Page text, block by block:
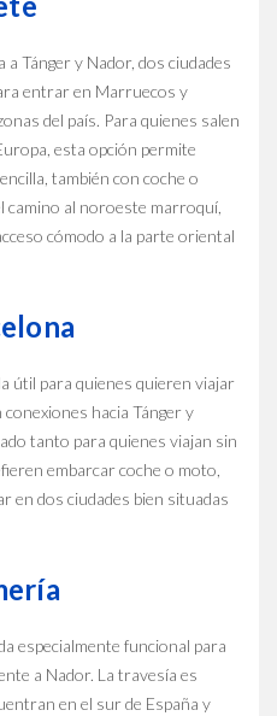
a Tánger y Nador, dos ciudades
entrar en Marruecos y
del país. Para quienes salen
esta opción permite
también con coche o
camino al noroeste marroquí,
cómodo a la parte oriental
útil para quienes quieren viajar
hacia Tánger y
tanto para quienes viajan sin
embarcar coche o moto,
en dos ciudades bien situadas
especialmente funcional para
a Nador. La travesía es
en el sur de España y